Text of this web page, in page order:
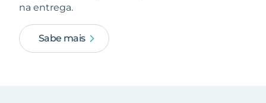
na entrega.
Sabe mais